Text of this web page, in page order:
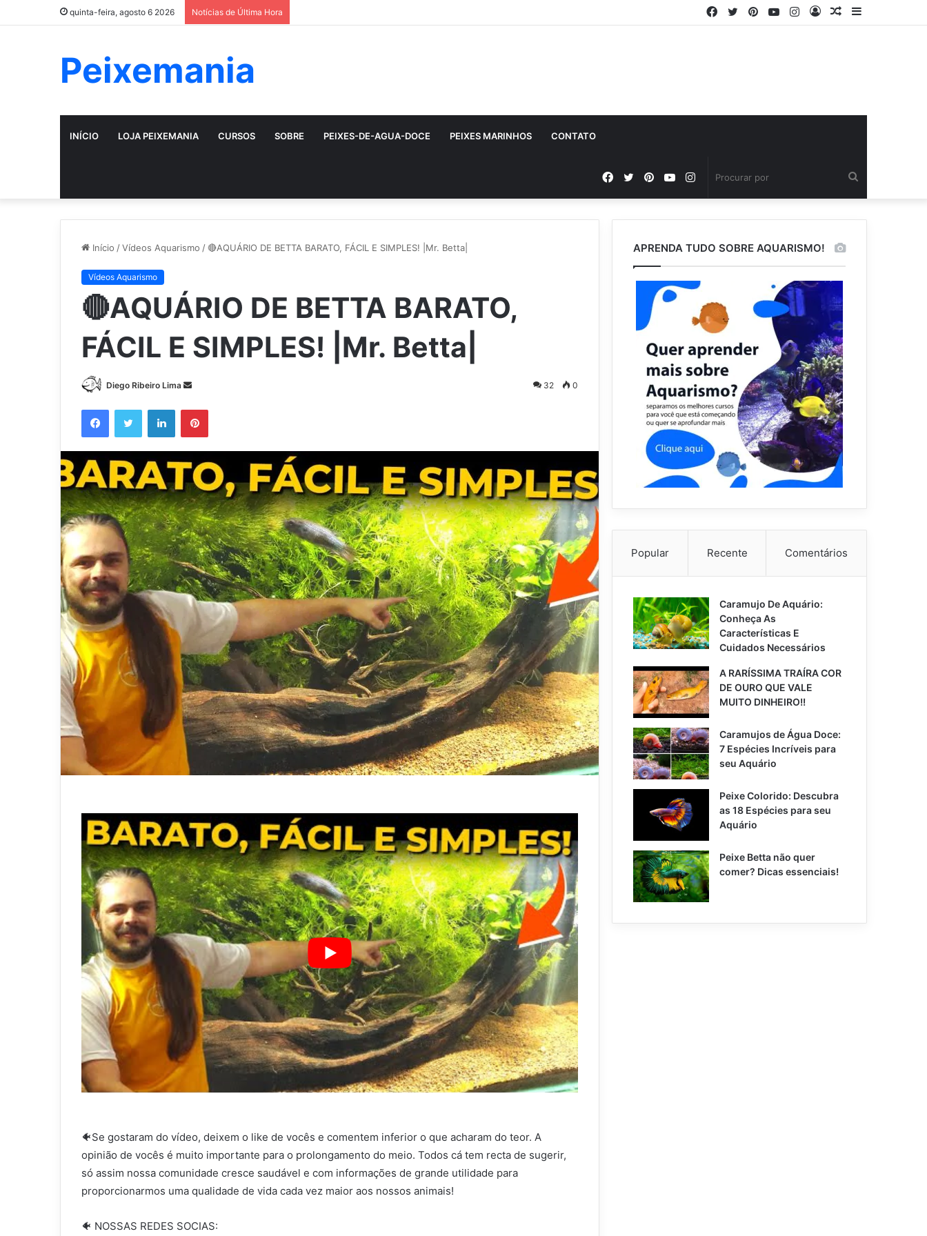
quinta-feira, agosto 6 2026 Notícias de Última Hora
Barra
Artigo
Entrar
Instagram
YouTube
Pinterest
Twitter
Facebook
Peixemania
INÍCIO LOJA PEIXEMANIA CURSOS SOBRE PEIXES-DE-AGUA-DOCE PEIXES MARINHOS CONTATO
por
Instagram
YouTube
Pinterest
Twitter
Facebook
Início /Vídeos Aquarismo /🔴AQUÁRIO DE BETTA BARATO, FÁCIL E SIMPLES! |Mr. Betta|
Vídeos Aquarismo
🔴AQUÁRIO DE BETTA BARATO,
FÁCIL E SIMPLES! |Mr. Betta|
Diego Ribeiro Lima
Mande
e-
32 0
FacebookTwitter LinkedinPinterest
🐠Se gostaram do vídeo, deixem o like de vocês e comentem inferior o que acharam do teor. A
opinião de vocês é muito importante para o prolongamento do meio. Todos cá tem recta de sugerir,
só assim nossa comunidade cresce saudável e com informações de grande utilidade para
proporcionarmos uma qualidade de vida cada vez maior aos nossos animais!
🐠 NOSSAS REDES SOCIAS:
APRENDA TUDO SOBRE AQUARISMO!
Popular Recente Comentários
Caramujo De Aquário:
Conheça As
Características E
Cuidados Necessários
A RARÍSSIMA TRAÍRA COR
DE OURO QUE VALE
MUITO DINHEIRO!!
Caramujos de Água Doce:
7 Espécies Incríveis para
seu Aquário
Peixe Colorido: Descubra
as 18 Espécies para seu
Aquário
Peixe Betta não quer
comer? Dicas essenciais!